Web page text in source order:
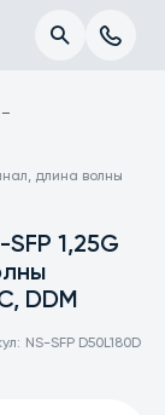
длина волны
1,25G
DDM
NS-SFP D50L180D